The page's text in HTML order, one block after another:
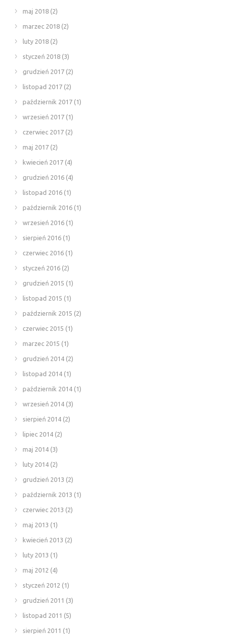
maj 2018 (2)
marzec 2018 (2)
luty 2018 (2)
styczeń 2018 (3)
grudzień 2017 (2)
listopad 2017 (2)
październik 2017 (1)
wrzesień 2017 (1)
czerwiec 2017 (2)
maj 2017 (2)
kwiecień 2017 (4)
grudzień 2016 (4)
listopad 2016 (1)
październik 2016 (1)
wrzesień 2016 (1)
sierpień 2016 (1)
czerwiec 2016 (1)
styczeń 2016 (2)
grudzień 2015 (1)
listopad 2015 (1)
październik 2015 (2)
czerwiec 2015 (1)
marzec 2015 (1)
grudzień 2014 (2)
listopad 2014 (1)
październik 2014 (1)
wrzesień 2014 (3)
sierpień 2014 (2)
lipiec 2014 (2)
maj 2014 (3)
luty 2014 (2)
grudzień 2013 (2)
październik 2013 (1)
czerwiec 2013 (2)
maj 2013 (1)
kwiecień 2013 (2)
luty 2013 (1)
maj 2012 (4)
styczeń 2012 (1)
grudzień 2011 (3)
listopad 2011 (5)
sierpień 2011 (1)